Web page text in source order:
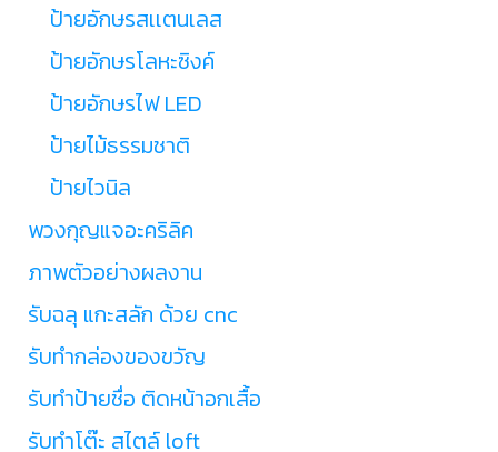
ป้ายอักษรสเเตนเลส
ป้ายอักษรโลหะซิงค์
ป้ายอักษรไฟ LED
ป้ายไม้ธรรมชาติ
ป้ายไวนิล
พวงกุญแจอะคริลิค
ภาพตัวอย่างผลงาน
รับฉลุ แกะสลัก ด้วย cnc
รับทำกล่องของขวัญ
รับทำป้ายชื่อ ติดหน้าอกเสื้อ
รับทำโต๊ะ สไตล์ loft